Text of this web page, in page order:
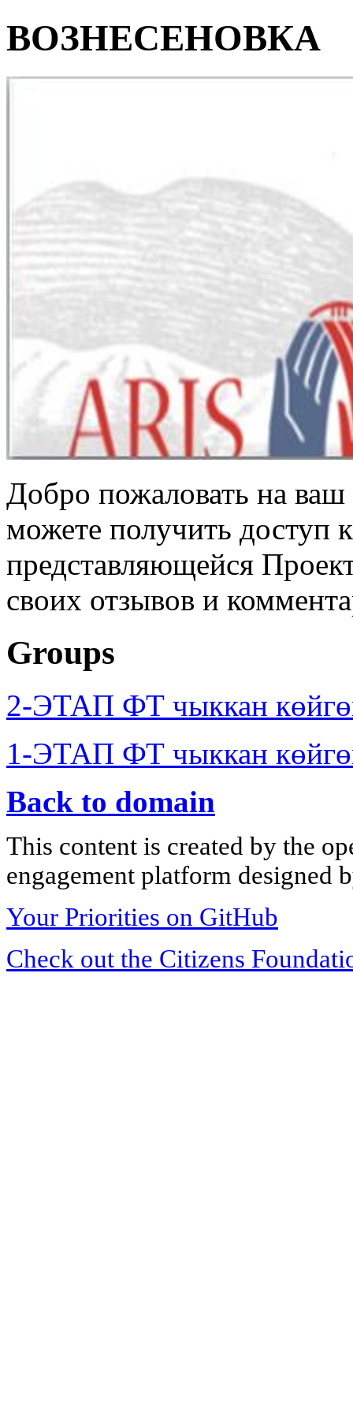
ВОЗНЕСЕНОВКА
Добро пожаловать на
можете получить доступ
представляющейся
своих отзывов и
Groups
2-ЭТАП ФТ чыккан
1-ЭТАП ФТ чыккан
Back to domain
This content is created by the
engagement platform designed
Your Priorities on GitHub
Check out the Citizens